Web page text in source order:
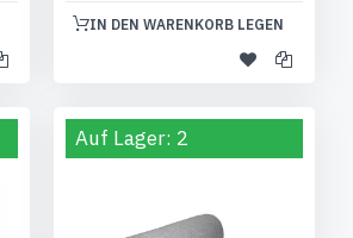
IN DEN WARENKORB LEGEN
Auf Lager: 2